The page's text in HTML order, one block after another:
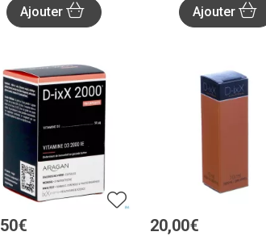
Ajouter Ajouter
50€ 20,00€